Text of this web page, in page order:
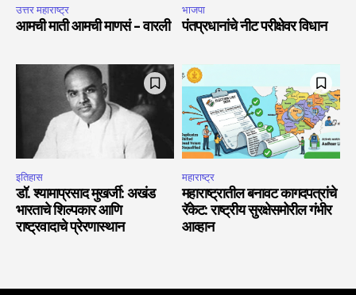
उत्तर महाराष्ट्र
आमची माती आमची माणसं – वारली
भाजपा
पंतप्रधानांचे नीट परीक्षेवर विधान
इतिहास
डॉ. श्यामाप्रसाद मुखर्जी: अखंड
भारताचे शिल्पकार आणि
राष्ट्रवादाचे प्रेरणास्थान
महाराष्ट्र
महाराष्ट्रातील बनावट कागदपत्रांचे
रॅकेट: राष्ट्रीय सुरक्षेसमोरील गंभीर
आव्हान